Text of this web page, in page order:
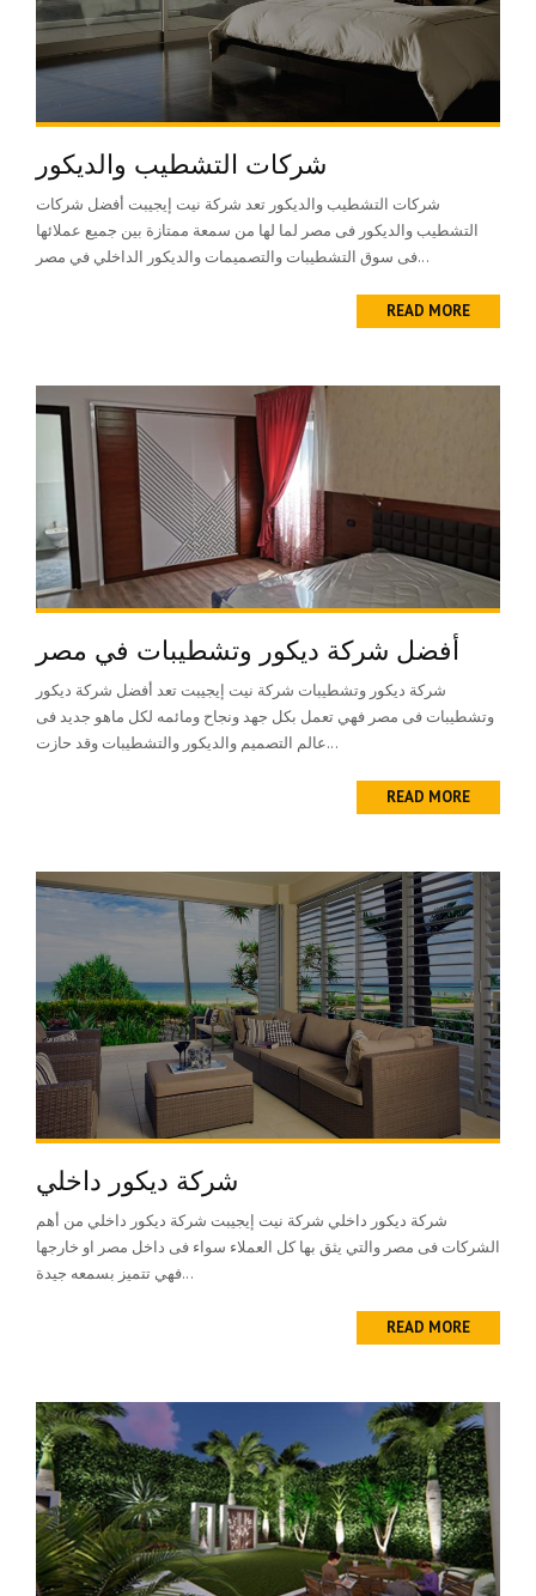
شركات التشطيب والديكور
شركات التشطيب والديكور تعد شركة نيت إيجيبت أفضل شركات
التشطيب والديكور فى مصر لما لها من سمعة ممتازة بين جميع عملائها
فى سوق التشطيبات والتصميمات والديكور الداخلي في مصر...
READ MORE
أفضل شركة ديكور وتشطيبات في مصر
شركة ديكور وتشطيبات شركة نيت إيجيبت تعد أفضل شركة ديكور
وتشطيبات فى مصر فهي تعمل بكل جهد ونجاح ومائمه لكل ماهو جديد فى
عالم التصميم والديكور والتشطيبات وقد حازت...
READ MORE
شركة ديكور داخلي
شركة ديكور داخلي شركة نيت إيجيبت شركة ديكور داخلي من أهم
الشركات فى مصر والتي يثق بها كل العملاء سواء فى داخل مصر او خارجها
فهي تتميز بسمعه جيدة...
READ MORE